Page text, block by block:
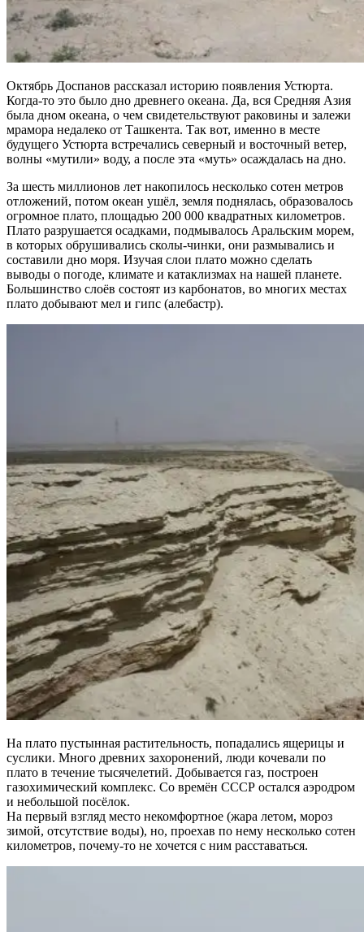
Октябрь Доспанов рассказал историю появления Устюрта.
Когда-то это было дно древнего океана. Да, вся Средняя Азия
была дном океана, о чем свидетельствуют раковины и залежи
мрамора недалеко от Ташкента. Так вот, именно в месте
будущего Устюрта встречались северный и восточный ветер,
волны «мутили» воду, а после эта «муть» осаждалась на дно.
За шесть миллионов лет накопилось несколько сотен метров
отложений, потом океан ушёл, земля поднялась, образовалось
огромное плато, площадью 200 000 квадратных километров.
Плато разрушается осадками, подмывалось Аральским морем,
в которых обрушивались сколы-чинки, они размывались и
составили дно моря. Изучая слои плато можно сделать
выводы о погоде, климате и катаклизмах на нашей планете.
Большинство слоёв состоят из карбонатов, во многих местах
плато добывают мел и гипс (алебастр).
На плато пустынная растительность, попадались ящерицы и
суслики. Много древних захоронений, люди кочевали по
плато в течение тысячелетий. Добывается газ, построен
газохимический комплекс. Со времён СССР остался аэродром
и небольшой посёлок.
На первый взгляд место некомфортное (жара летом, мороз
зимой, отсутствие воды), но, проехав по нему несколько сотен
километров, почему-то не хочется с ним расставаться.